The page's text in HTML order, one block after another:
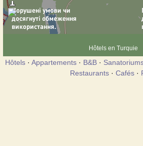
Hôtels en Turquie
Hôtels · Appartements · B&B ·
Restaurants · Cafés ·